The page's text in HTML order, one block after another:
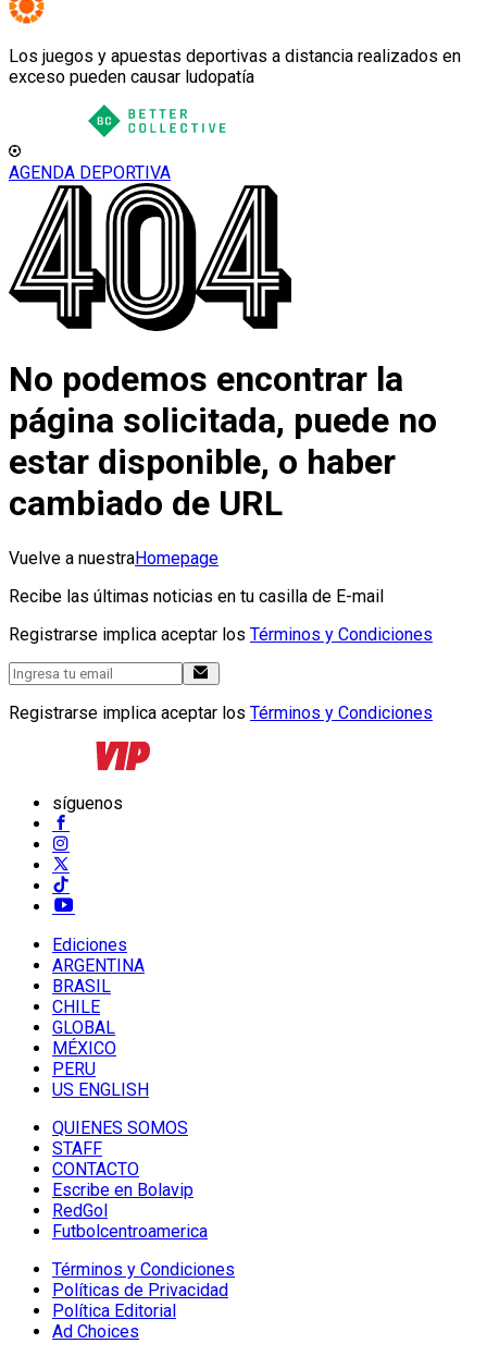
Los juegos y apuestas deportivas a distancia realizados en
exceso pueden causar ludopatía
AGENDA DEPORTIVA
No podemos encontrar la
página solicitada, puede no
estar disponible, o haber
cambiado de URL
Vuelve a nuestraHomepage
Recibe las últimas noticias en tu casilla de E-mail
Registrarse implica aceptar los Términos y Condiciones
Registrarse implica aceptar los Términos y Condiciones
síguenos
Ediciones
ARGENTINA
BRASIL
CHILE
GLOBAL
MÉXICO
PERU
US ENGLISH
QUIENES SOMOS
STAFF
CONTACTO
Escribe en Bolavip
RedGol
Futbolcentroamerica
Términos y Condiciones
Políticas de Privacidad
Política Editorial
Ad Choices